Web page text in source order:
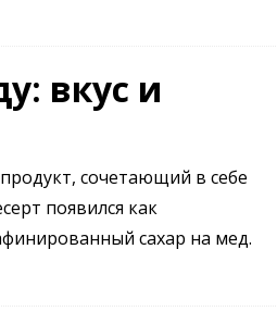
вкус и
сочетающий в себе
появился как
сахар на мед.